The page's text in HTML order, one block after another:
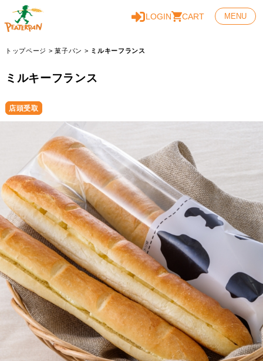
LOGIN CART MENU
トップページ >菓子パン > ミルキーフランス
ミルキーフランス
店頭受取